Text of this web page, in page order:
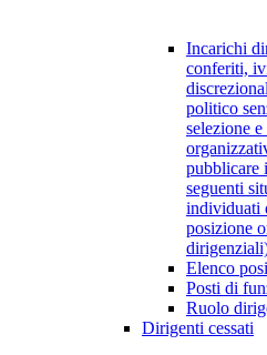
Incarichi
conferiti,
politico
selezione
pubblicare
seguenti
individuati
posizione
Elenco
Posti di
Ruolo
Dirigenti cessati